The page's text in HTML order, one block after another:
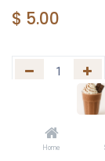
Home
$ 5.00
Agregar a la
Share :